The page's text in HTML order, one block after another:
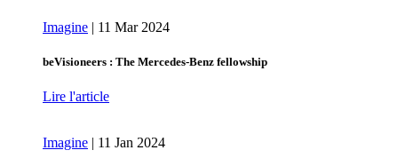
Imagine | 11 Mar 2024
beVisioneers : The Mercedes‑Benz fellowship
Lire l'article
Imagine | 11 Jan 2024